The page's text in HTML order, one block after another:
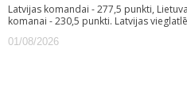
Latvijas komandai - 277,5 punkti,
komanai - 230,5 punkti. Latvijas
01/08/2026